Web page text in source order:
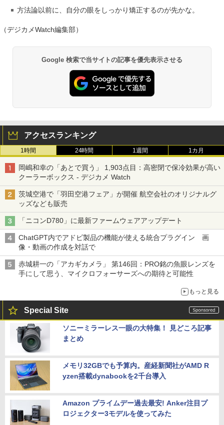
方法論以前に、自分の眼をしっかり矯正するのが先かな。
（デジカメWatch編集部）
Google 検索で当サイトの記事を優先表示させる
アクセスランキング
1時間 24時間 1週間 1カ月
岡嶋和幸の「あとで買う」 1,903点目：高密閉で保冷効果が高い
クーラーボックス - デジカメ Watch
茨城空港で「羽田空港フェア」が開催 航空会社のオリジナルグ
ッズなども販売
「ニコンD780」に最新ファームウェアアップデート
ChatGPT内でアドビ製品の機能が使える統合プラグイン 画
像・動画の作成を対話で
赤城耕一の「アカギカメラ」 第146回：PRO銘の魚眼レンズを
手にして思う、マイクロフォーサーズへの期待と可能性
もっと見る
Special Site
ソニーミラーレス一眼の大特集！ 見どころ記事
まとめ
メモリ32GBでも予算内。産経新聞社がAMD R
yzen搭載dynabookを2千台導入
Amazon プライムデー過去最安! Anker注目プ
ロジェクター3モデルを使ってみた